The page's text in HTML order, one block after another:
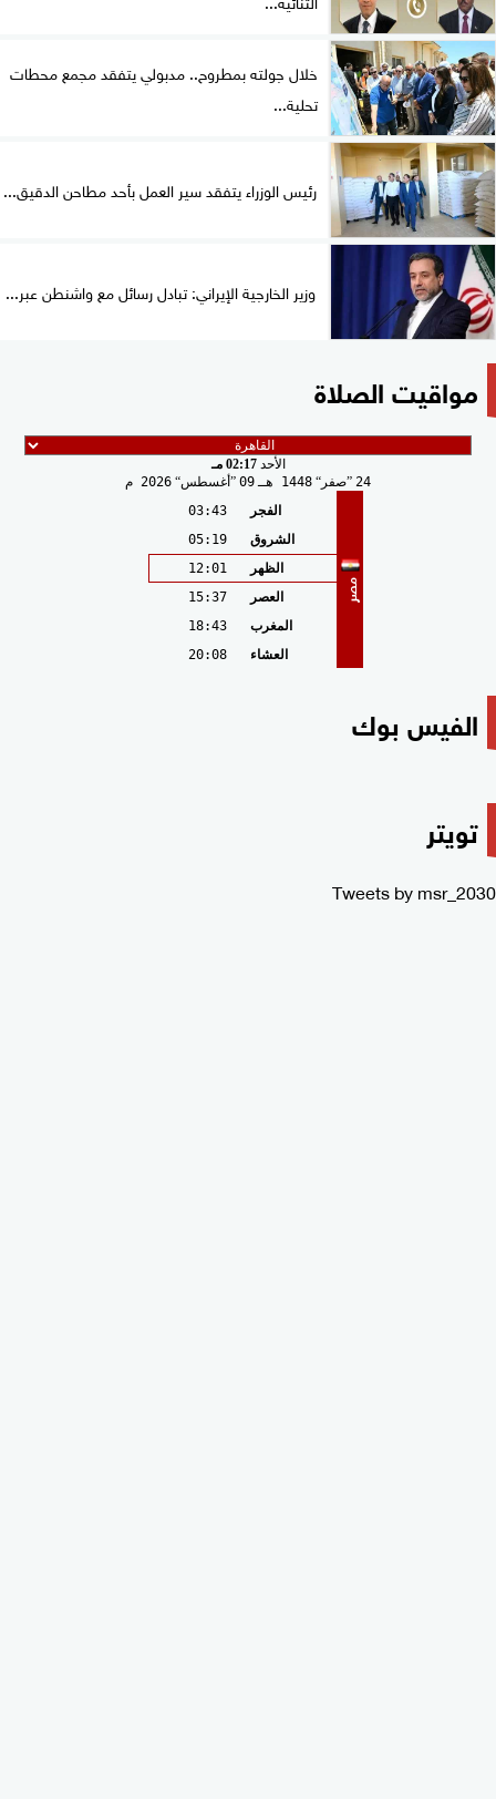
خلال جولته بمطروح.. مدبولي يتفقد مجمع محطات
تحلية...
رئيس الوزراء يتفقد سير العمل بأحد مطاحن الدقيق...
وزير الخارجية الإيراني: تبادل رسائل مع واشنطن عبر...
مواقيت الصلاة
الأحد02:17 مـ
24
صفر 1448 هـ 09 أغسطس 2026 م
مصر
الفجر
03:43
الشروق
05:19
الظهر
12:01
العصر
15:37
المغرب
18:43
العشاء
20:08
الفيس بوك
تويتر
Tweets by msr_2030